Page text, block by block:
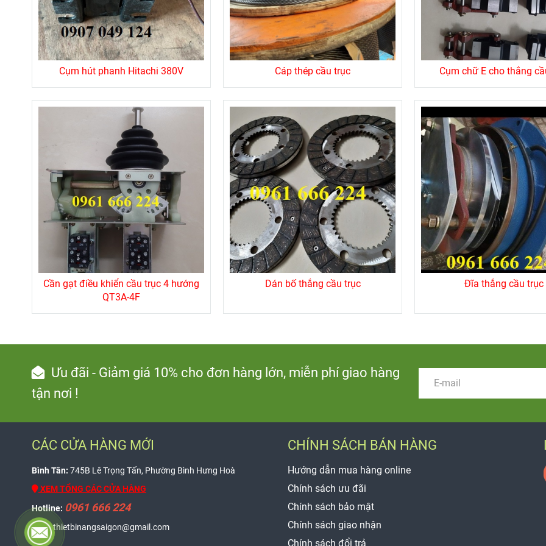
Cụm hút phanh Hitachi 380V Cáp thép cầu trục Cụm chữ E cho thắng
Cần gạt điều khiển cầu trục 4 hướng
QT3A-4F
Dán bố thắng cầu trục Đĩa thắng cầu trục
Ưu đãi - Giảm giá 10% cho đơn hàng lớn, miễn phí giao hàng
tận nơi !
CÁC CỬA HÀNG MỚI
Bình Tân: 745B Lê Trọng Tấn, Phường Bình Hưng Hoà
XEM TỔNG CÁC CỬA HÀNG
Hotline: 0961 666 224
Mail:thietbinangsaigon@gmail.com
CHÍNH SÁCH BÁN HÀNG
Hướng dẫn mua hàng online
Chính sách ưu đãi
Chính sách bảo mật
Chính sách giao nhận
Chính sách đổi trả